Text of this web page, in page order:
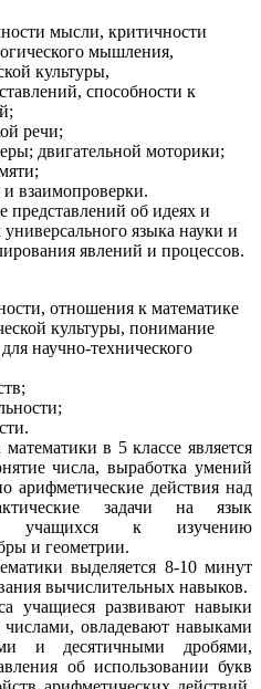
мысли, критичности
мышления,
культуры,
способности к
речи;
двигательной моторики;
взаимопроверки.
представлений об идеях и
языка науки и
явлений и процессов.
отношения к математике
культуры, понимание
научно-технического
в 5 классе является
числа, выработка умений
арифметические действия над
задачи на язык
учащихся к изучению
и геометрии.
выделяется 8-10 минут
вычислительных навыков.
учащиеся развивают навыки
овладевают навыками
и десятичными дробями,
об использовании букв